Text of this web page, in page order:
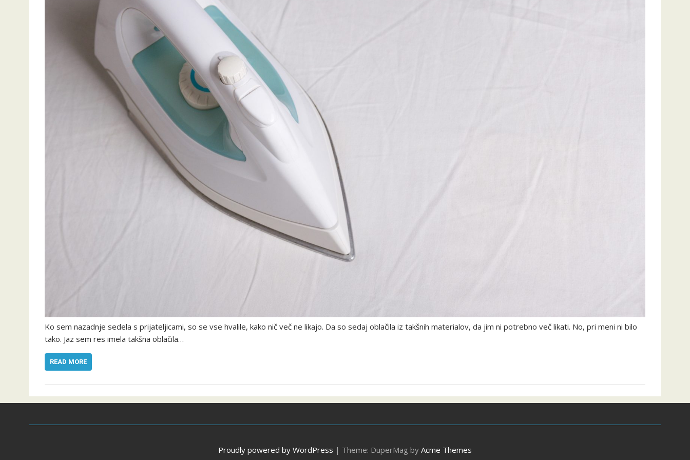
Ko sem nazadnje sedela s prijateljicami, so se vse hvalile, kako nič več ne likajo. Da so sedaj oblačila iz takšnih materialov, da jim ni potrebno več likati. No, pri meni ni bilo
tako. Jaz sem res imela takšna oblačila…
READ MORE
Proudly powered by WordPress | Theme: DuperMag by Acme Themes